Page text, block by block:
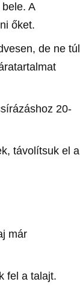
A
őket.
de ne túl
20-
távolítsuk el a
már
fel a talajt.